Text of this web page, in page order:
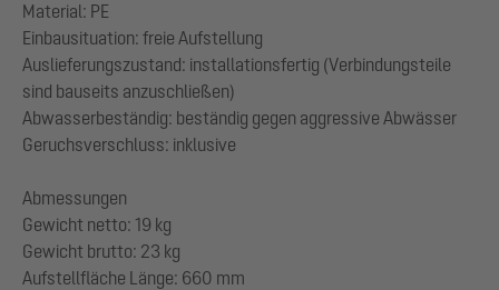
Material: PE
Einbausituation: freie Aufstellung
Auslieferungszustand: installationsfertig (Verbindungsteile
sind bauseits anzuschließen)
Abwasserbeständig: beständig gegen aggressive Abwässer
Geruchsverschluss: inklusive
Abmessungen
Gewicht netto: 19 kg
Gewicht brutto: 23 kg
Aufstellfläche Länge: 660 mm